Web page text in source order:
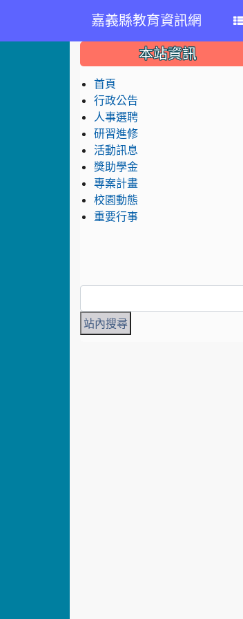
嘉義縣教育資訊網
::: 本站資訊
首頁
行政公告
人事選聘
研習進修
活動訊息
獎助學金
專案計畫
校園動態
重要行事